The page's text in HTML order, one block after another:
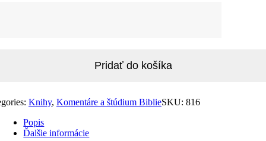
Pridať do košíka
Knihy, Komentáre a štúdium BiblieSKU: 816
Popis
Ďalšie informácie